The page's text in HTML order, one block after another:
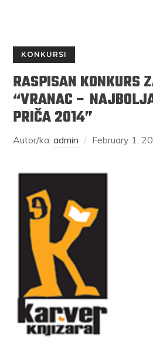
KONKURSI
RASPISAN KONKURS
“VRANAC –
PRIČA 2014”
Autor/ka:admin February 1,